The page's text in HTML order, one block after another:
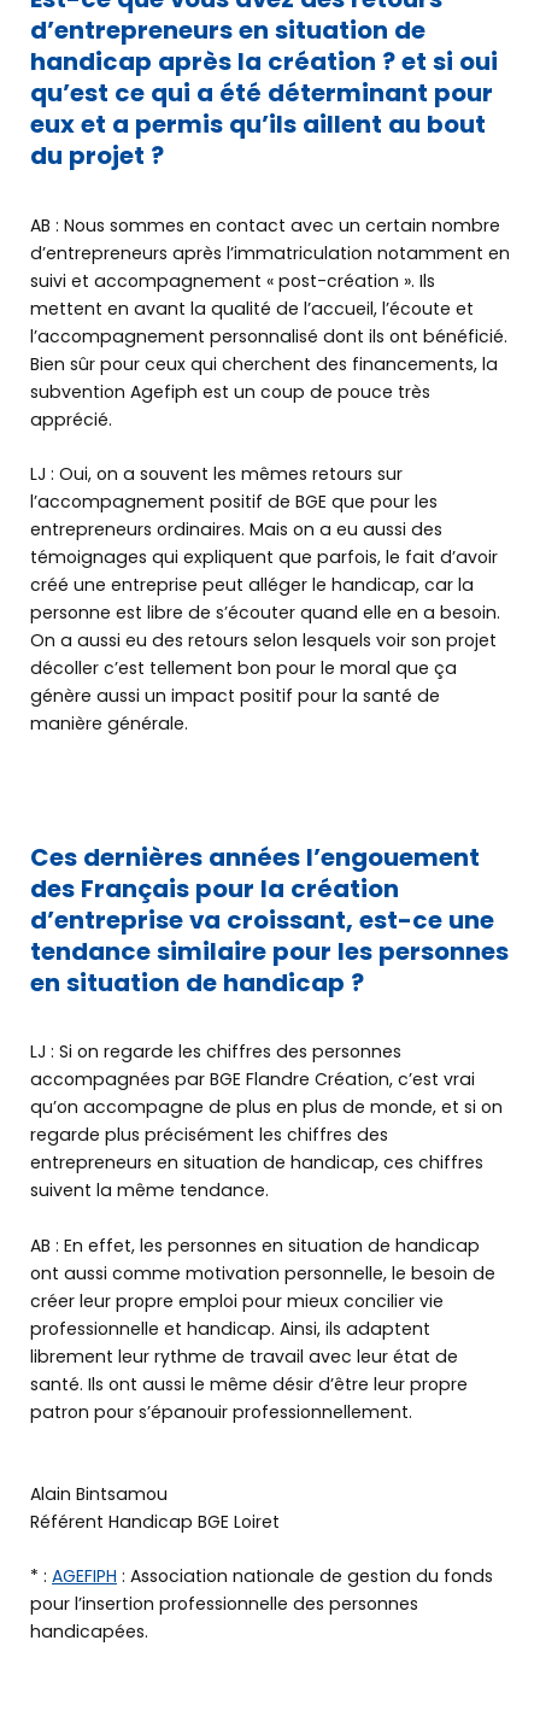
TROUVER MA BGE EN AUVERGNE-RHÔNE-
ALPES
d’entrepreneurs en situation de
handicap après la création ? et si oui
qu’est ce qui a été déterminant pour
eux et a permis qu’ils aillent au bout
du projet ?
AB : Nous sommes en contact avec un certain nombre
d’entrepreneurs après l’immatriculation notamment en
suivi et accompagnement « post-création ». Ils
mettent en avant la qualité de l’accueil, l’écoute et
l’accompagnement personnalisé dont ils ont bénéficié.
Bien sûr pour ceux qui cherchent des financements, la
subvention Agefiph est un coup de pouce très
apprécié.
LJ : Oui, on a souvent les mêmes retours sur
l’accompagnement positif de BGE que pour les
entrepreneurs ordinaires. Mais on a eu aussi des
témoignages qui expliquent que parfois, le fait d’avoir
créé une entreprise peut alléger le handicap, car la
personne est libre de s’écouter quand elle en a besoin.
On a aussi eu des retours selon lesquels voir son projet
décoller c’est tellement bon pour le moral que ça
génère aussi un impact positif pour la santé de
manière générale.
Ces dernières années l’engouement
des Français pour la création
d’entreprise va croissant, est-ce une
tendance similaire pour les personnes
en situation de handicap ?
LJ : Si on regarde les chiffres des personnes
accompagnées par BGE Flandre Création, c’est vrai
qu’on accompagne de plus en plus de monde, et si on
regarde plus précisément les chiffres des
entrepreneurs en situation de handicap, ces chiffres
suivent la même tendance.
AB : En effet, les personnes en situation de handicap
ont aussi comme motivation personnelle, le besoin de
créer leur propre emploi pour mieux concilier vie
professionnelle et handicap. Ainsi, ils adaptent
librement leur rythme de travail avec leur état de
santé. Ils ont aussi le même désir d’être leur propre
patron pour s’épanouir professionnellement.
Alain Bintsamou
Référent Handicap BGE Loiret
* : AGEFIPH : Association nationale de gestion du fonds
pour l’insertion professionnelle des personnes
handicapées.